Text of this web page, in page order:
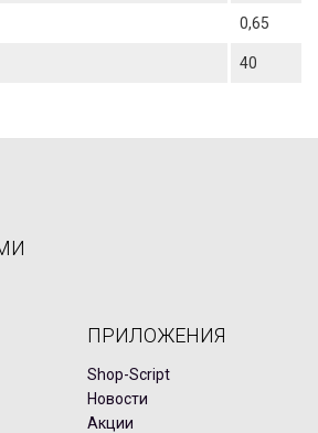
0,65
40
ПРИЛОЖЕНИЯ
Shop-Script
Новости
Акции